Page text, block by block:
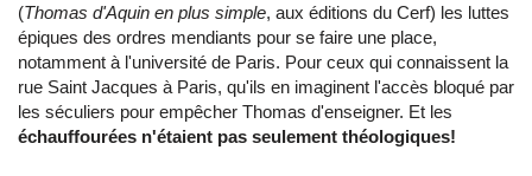
(Thomas d'Aquin en plus simple, aux éditions du Cerf) les luttes
épiques des ordres mendiants pour se faire une place,
notamment à l'université de Paris. Pour ceux qui connaissent la
rue Saint Jacques à Paris, qu'ils en imaginent l'accès bloqué par
les séculiers pour empêcher Thomas d'enseigner. Et les
échauffourées n'étaient pas seulement théologiques!